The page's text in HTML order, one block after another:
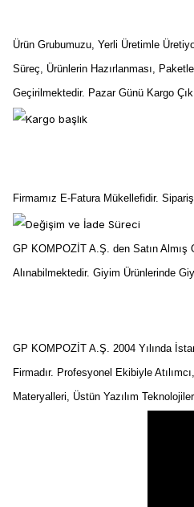
Ürün Grubumuzu, Yerli Üretimle
Süreç, Ürünlerin Hazırlanması,
Geçirilmektedir. Pazar Günü Kargo
Firmamız E-Fatura Mükellefidir.
GP KOMPOZİT A.Ş. den Satın Almış
Alınabilmektedir. Giyim Ürünlerinde
GP KOMPOZİT A.Ş. 2004 Yılında
Firmadır. Profesyonel Ekibiyle
Materyalleri, Üstün Yazılım